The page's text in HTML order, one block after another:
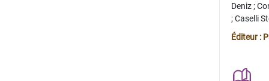
Deniz;
;Caselli
Juan
Éditeur :